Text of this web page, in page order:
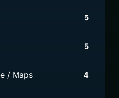
5
5
/ Maps 4